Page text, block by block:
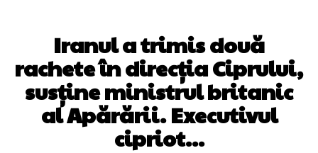
Iranul a trimis două
rachete în direcția Ciprului,
susține ministrul britanic
al Apărării. Executivul
cipriot…